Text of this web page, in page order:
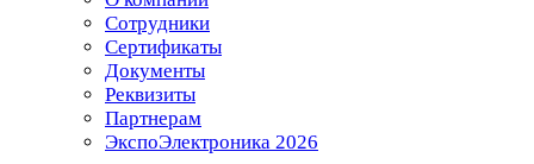
Сотрудники
Сертификаты
Документы
Реквизиты
Партнерам
ЭкспоЭлектроника 2026